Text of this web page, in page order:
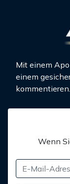
Mit einem
einem
kommentieren.
Wenn